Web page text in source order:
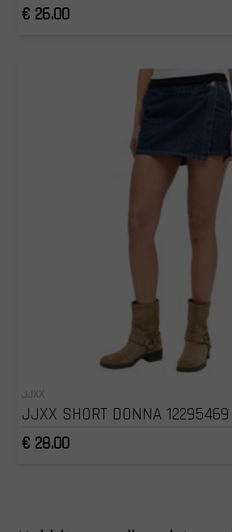
€ 26.00
JJXX
JJXX SHORT DONNA 12295469
€ 28.00